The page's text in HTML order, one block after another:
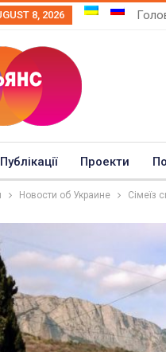
8, 2026
Публікації Проекти
Новости об Украине Сімеїз